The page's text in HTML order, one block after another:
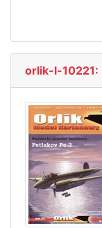
orlik-l-10221: